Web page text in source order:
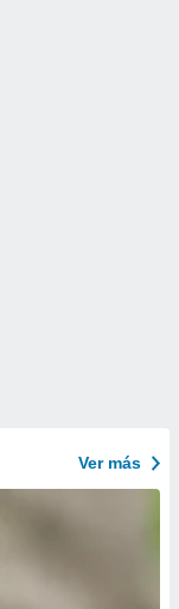
Ver más